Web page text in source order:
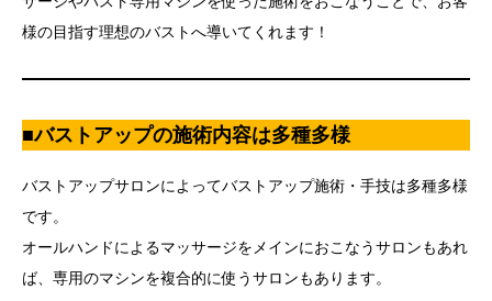
様の目指す理想のバストへ導いてくれます！
■バストアップの施術内容は多種多様
バストアップサロンによってバストアップ施術・手技は多種多様
です。
オールハンドによるマッサージをメインにおこなうサロンもあれ
ば、専用のマシンを複合的に使うサロンもあります。